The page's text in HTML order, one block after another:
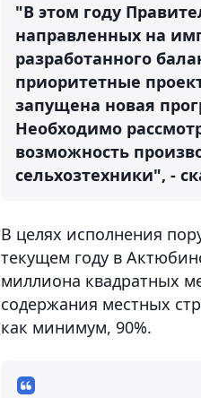
"В этом году
направленных на
разработанного
приоритетные
запущена новая
Необходимо
возможность
сельхозтехники", -
В целях исполнения
текущем году в
миллиона квадратных
содержания местных
как минимум, 90%.